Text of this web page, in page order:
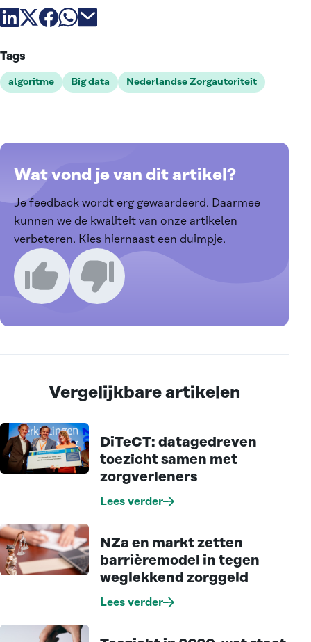
Tags
algoritme Big data Nederlandse Zorgautoriteit
Wat vond je van dit artikel?
Je feedback wordt erg gewaardeerd. Daarmee
kunnen we de kwaliteit van onze artikelen
verbeteren. Kies hiernaast een duimpje.
Ik vind dit een goed artikel
Ik vind dit een slecht artikel
Vergelijkbare artikelen
DiTeCT: datagedreven
toezicht samen met
zorgverleners
Lees verder
NZa en markt zetten
barrièremodel in tegen
weglekkend zorggeld
Lees verder